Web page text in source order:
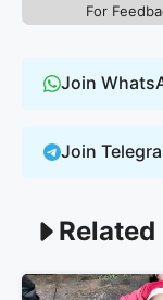
For
Join
Join
Related